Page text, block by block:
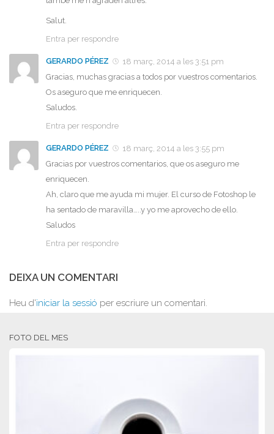
Salut.
Entra per respondre
GERARDO PÉREZ
18 març, 2014 a les 3:51 pm
Gracias, muchas gracias a todos por vuestros comentarios.
Os aseguro que me enriquecen.
Saludos.
Entra per respondre
GERARDO PÉREZ
18 març, 2014 a les 3:55 pm
Gracias por vuestros comentarios, que os aseguro me
enriquecen.
Ah, claro que me ayuda mi mujer. El curso de Fotoshop le
ha sentado de maravilla…..y yo me aprovecho de ello.
Saludos
Entra per respondre
DEIXA UN COMENTARI
Heu d'iniciar la sessió per escriure un comentari.
FOTO DEL MES